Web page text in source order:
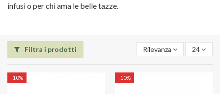
infusi o per chi ama le belle tazze.
Filtra i prodotti Rilevanza 24
-10% -10%